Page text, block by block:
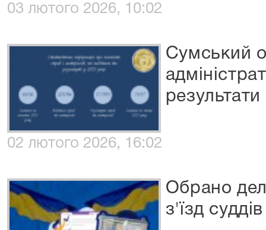
03 лютого 2026, 10:02
Сумський
02 лютого 2026, 16:02
Обрано
з'їзд